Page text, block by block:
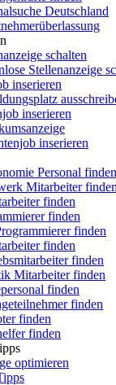
Deutschland
schalten
Stellenanzeige
inserieren
inserieren
inserieren
Personal finden
Mitarbeiter finden
finden
finden
finden
finden
finden
Mitarbeiter finden
finden
finden
finden
finden
optimieren